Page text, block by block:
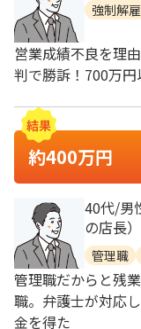
強制解雇
営業成績不良を理
判で勝訴！700万
約400万円
40代/男
の店長）
管理職
管理職だからと残
職。弁護士が対応
金を得た